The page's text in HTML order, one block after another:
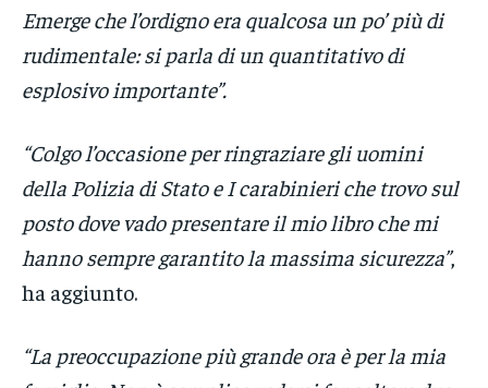
Emerge che l’ordigno era qualcosa un po’ più di
rudimentale: si parla di un quantitativo di
esplosivo importante”.
“Colgo l’occasione per ringraziare gli uomini
della Polizia di Stato e I carabinieri che trovo sul
posto dove vado presentare il mio libro che mi
hanno sempre garantito la massima sicurezza”,
ha aggiunto.
“La preoccupazione più grande ora è per la mia